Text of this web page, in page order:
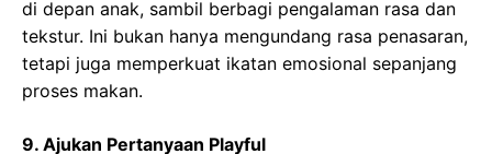
di depan anak, sambil berbagi pengalaman rasa dan
tekstur. Ini bukan hanya mengundang rasa penasaran,
tetapi juga memperkuat ikatan emosional sepanjang
proses makan.
9. Ajukan Pertanyaan Playful